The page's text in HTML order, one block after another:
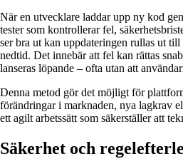
När en utvecklare laddar upp ny kod
tester som kontrollerar fel,
ser bra ut kan uppdateringen rullas ut
nedtid. Det innebär att fel kan rättas
lanseras löpande – ofta utan att
Denna metod gör det möjligt för
förändringar i marknaden, nya lagkrav
ett agilt arbetssätt som säkerställer att
Säkerhet och